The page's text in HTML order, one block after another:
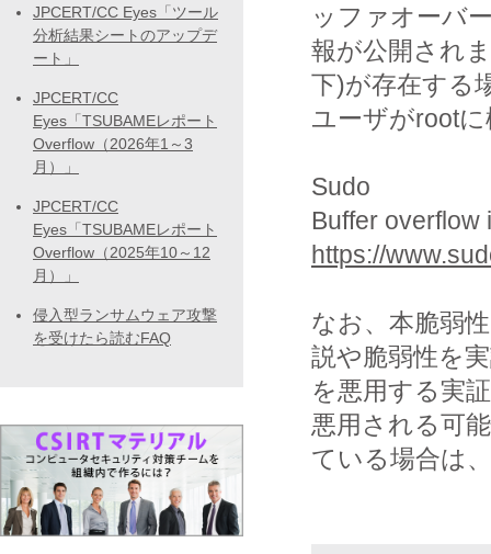
ッファオーバ
報が公開され
下)が存在する
ユーザがroot
Sudo
Buffer overflow
https://
なお、本脆弱
説や脆弱性を
を悪用する実
悪用される可
ている場合は
JPCERT/CC Eyes「ツール
分析結果シートのアップデ
ート」
JPCERT/CC
Eyes「TSUBAMEレポート
Overflow（2026年1～3
月）」
JPCERT/CC
Eyes「TSUBAMEレポート
Overflow（2025年10～12
月）」
侵入型ランサムウェア攻撃
を受けたら読むFAQ